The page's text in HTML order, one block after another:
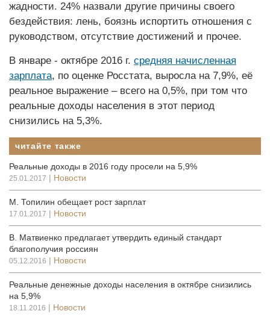
жадности. 24% назвали другие причины своего
бездействия: лень, боязнь испортить отношения с
руководством, отсутствие достижений и прочее.
В январе - октябре 2016 г. средняя начисленная
зарплата, по оценке Росстата, выросла на 7,9%, её
реальное выражение – всего на 0,5%, при том что
реальные доходы населения в этот период
снизились на 5,3%.
читайте также
Реальные доходы в 2016 году просели на 5,9%
25.01.2017 | Новости
М. Топилин обещает рост зарплат
17.01.2017 | Новости
В. Матвиенко предлагает утвердить единый стандарт
благополучия россиян
05.12.2016 | Новости
Реальные денежные доходы населения в октябре снизились
на 5,9%
18.11.2016 | Новости